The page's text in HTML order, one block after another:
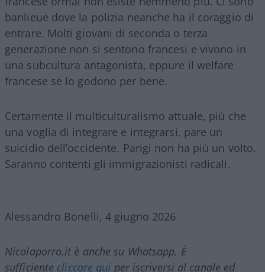
banlieue dove la polizia neanche ha il coraggio di
entrare. Molti giovani di seconda o terza
generazione non si sentono francesi e vivono in
una subcultura antagonista, eppure il welfare
francese se lo godono per bene.
Certamente il multiculturalismo attuale, più che
una voglia di integrare e integrarsi, pare un
suicidio dell’occidente. Parigi non ha più un volto.
Saranno contenti gli immigrazionisti radicali.
Alessandro Bonelli, 4 giugno 2026
Nicolaporro.it è anche su Whatsapp. È
sufficiente cliccare qui per iscriversi al canale ed